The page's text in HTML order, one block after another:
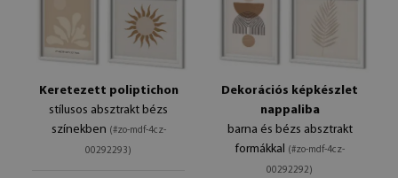
Keretezett poliptichon
stílusos absztrakt bézs
színekben (#zo-mdf-4cz-
00292293)
Dekorációs képkészlet
nappaliba
barna és bézs absztrakt
formákkal (#zo-mdf-4cz-
00292292)